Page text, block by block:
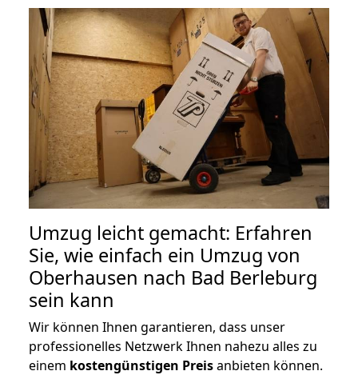
Umzug leicht gemacht: Erfahren
Sie, wie einfach ein Umzug von
Oberhausen nach Bad Berleburg
sein kann
Wir können Ihnen garantieren, dass unser
professionelles Netzwerk Ihnen nahezu alles zu
einem kostengünstigen Preisanbieten können.